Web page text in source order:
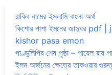
রাকিব নামের ইসলামি বাংলা অর্থ
কিশোর পাশা ইমনের জাদুঘর
kishor pasa emon
পাণ্ডুলিপির শেষ পৃষ্ঠা – পায়েল রায়
ইলম অর্জনের ক্ষেত্রে তাকওয়ার